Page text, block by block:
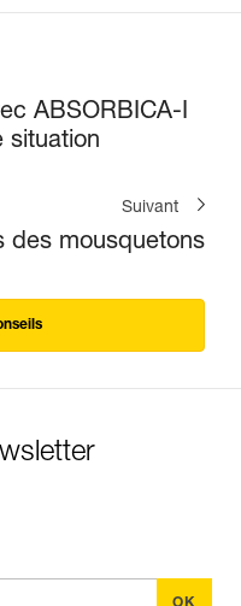
ABSORBICA-I
situation
Suivant
des mousquetons